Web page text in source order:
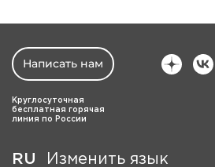
Написать нам
Круглосуточная
бесплатная горячая
линия по России
RU Изменить язык